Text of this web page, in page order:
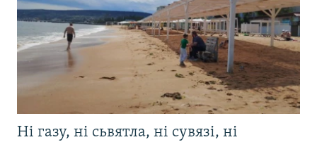
Ні газу, ні сьвятла, ні сувязі, ні